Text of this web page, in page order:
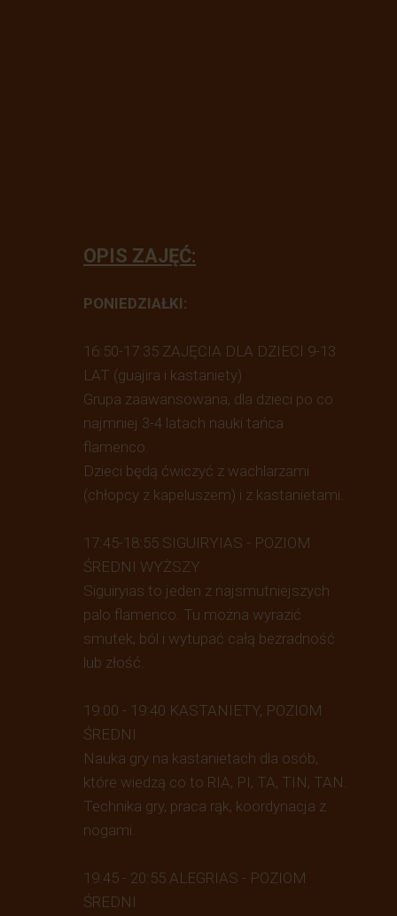
OPIS ZAJĘĆ:
PONIEDZIAŁKI:
16:50-17:35 ZAJĘCIA DLA DZIECI 9-13
LAT (guajira i kastaniety)
Grupa zaawansowana, dla dzieci po co
najmniej 3-4 latach nauki tańca
flamenco.
Dzieci będą ćwiczyć z wachlarzami
(chłopcy z kapeluszem) i z kastanietami.
17:45-18:55 SIGUIRYIAS - POZIOM
ŚREDNI WYŻSZY
Siguiryias to jeden z najsmutniejszych
palo flamenco. Tu można wyrazić
smutek, ból i wytupać całą bezradność
lub złość.
19:00 - 19:40 KASTANIETY, POZIOM
ŚREDNI
Nauka gry na kastanietach dla osób,
które wiedzą co to RIA, PI, TA, TIN, TAN.
Technika gry, praca rąk, koordynacja z
nogami.
19:45 - 20:55 ALEGRIAS - POZIOM
ŚREDNI